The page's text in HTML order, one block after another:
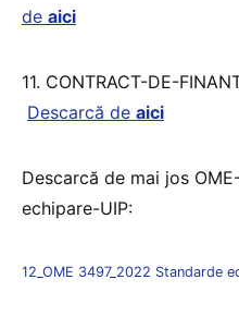
de aici
11. CONTRACT-DE-
Descarcă de aici
Descarcă de mai jos
echipare-UIP:
12_OME 3497_2022 Standarde